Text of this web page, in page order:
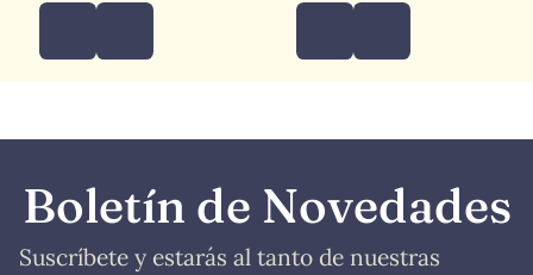
Boletín de Novedades
Suscríbete y estarás al tanto de nuestras